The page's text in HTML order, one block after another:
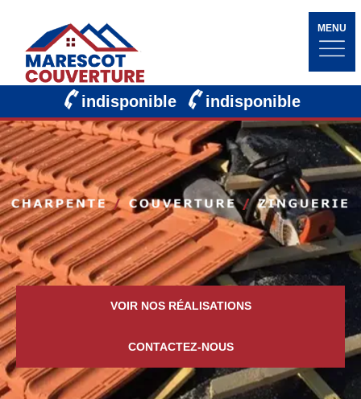
MENU
indisponible indisponible
VOIR NOS RÉALISATIONS
CONTACTEZ-NOUS